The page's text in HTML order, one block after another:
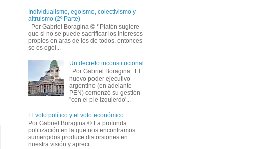
Individualismo, egoísmo, colectivismo y
altruismo (2º Parte)
Por Gabriel Boragina © ‘’Platón sugiere
que si no se puede sacrificar los intereses
propios en aras de los de todos, entonces
se es egoí...
Un decreto inconstitucional
Por Gabriel Boragina El
nuevo poder ejecutivo
argentino (en adelante
PEN) comenzó su gestión
''con el pie izquierdo'...
El voto político y el voto económico
Por Gabriel Boragina © La profunda
politización en la que nos encontramos
sumergidos produce distorsiones en
nuestra visión y apreci...